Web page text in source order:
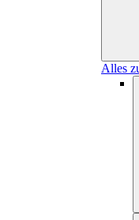
Alles